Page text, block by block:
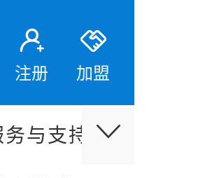
注册 加盟
务与支持 伙伴合作